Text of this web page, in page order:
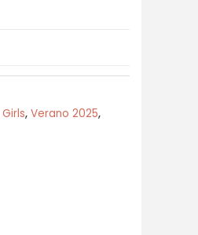
Girls, Verano 2025,